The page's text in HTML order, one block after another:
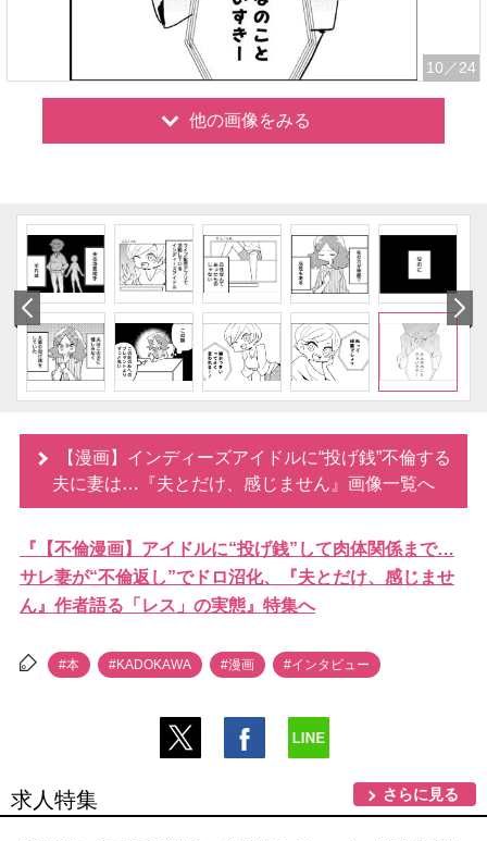
10 ／24
他の画像をみる
【漫画】インディーズアイドルに“投げ銭”不倫する
夫に妻は…『夫とだけ、感じません』画像一覧へ
『【不倫漫画】アイドルに“投げ銭”して肉体関係まで…
サレ妻が“不倫返し”でドロ沼化、『夫とだけ、感じませ
ん』作者語る「レス」の実態』特集へ
#本 #KADOKAWA #漫画 #インタビュー
求人特集 さらに見る